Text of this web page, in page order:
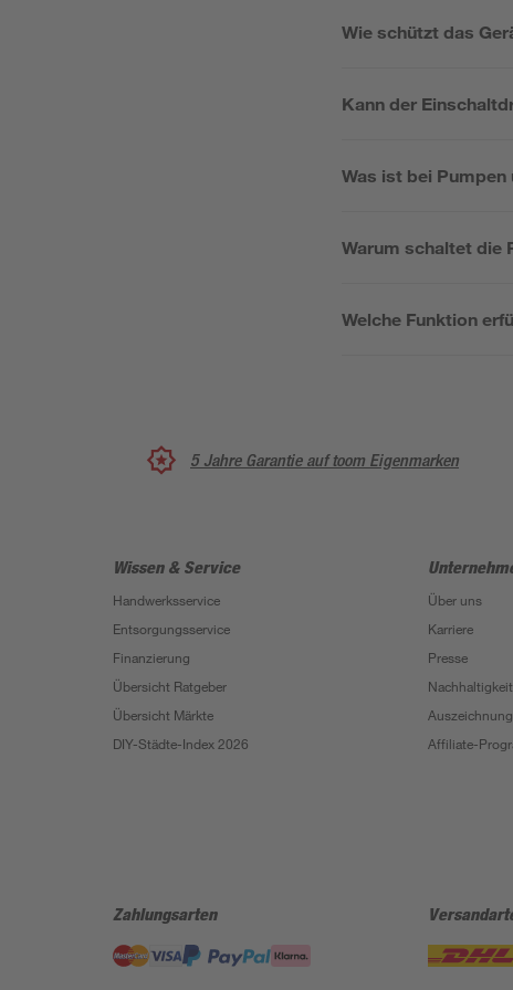
Wie schützt das
Kann der
Was ist bei Pumpen
Warum schaltet die
Welche Funktion
5 Jahre Garantie auf toom Eigenmarken
Wissen & Service
Handwerksservice
Entsorgungsservice
Finanzierung
Übersicht Ratgeber
Übersicht Märkte
DIY-Städte-Index 2026
Über uns
Karriere
Presse
Nachhaltigkeit
Affiliate-
Zahlungsarten